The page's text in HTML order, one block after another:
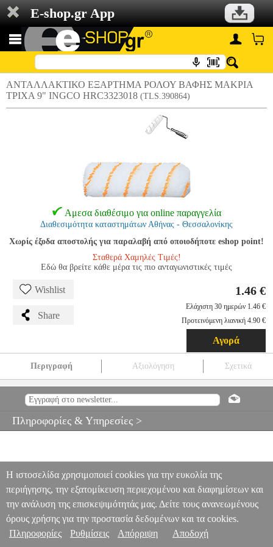
E-shop.gr App
ΑΝΤΑΛΛΑΚΤΙΚΟ ΕΞΑΡΤΗΜΑ ΡΟΛΟΥ ΒΑΦΗΣ ΜΑΚΡΙΑ
ΤΡΙΧΑ 9" INGCO HRC3323018 (TLS.390864)
Αμεσα διαθέσιμο για online παραγγελία
Διαθεσιμότητα καταστημάτων Αθήνας - Θεσσαλονίκης
Χωρίς έξοδα αποστολής για παραλαβή από οποιοδήποτε eshop point!
Σταθερά Χαμηλές Τιμές!
Εδώ θα βρείτε κάθε μέρα τις πιο ανταγωνιστικές τιμές
Wishlist
Share
1.46 €
Ελάχιστη 30 ημερών 1.46 €
Προτεινόμενη λιανική 4.90 €
Αγορά
Περιγραφή Αξιολόγηση Σχετικά
ΤΡΙΧΑ 9'' INGCO HRC3323018
TLS.390864 INGCO
ΑΝΤΑΛΛΑΚΤΙΚΟ ΕΞΑΡΤΗΜΑ ΡΟΛΟΥ ΒΑΦΗΣ ΜΑΚΡΙΑ
Πληροφορίες & Υπηρεσίες >
Η ιστοσελίδα χρησιμοποιεί cookies για την ευκολία της
περιήγησης, την εξατομίκευση περιεχομένου και διαφημίσεων και
την ανάλυση της επισκεψιμότητάς μας. Δείτε τους ανανεωμένους
όρους χρήσης για την προστασία δεδομένων και τα cookies.
Πληροφορίες
Ρυθμίσεις Απόρριψη Αποδοχή